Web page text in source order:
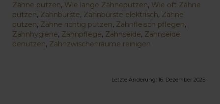
Zähne putzen, Wie lange Zähneputzen, Wie oft Zähne
putzen, Zahnbürste, Zahnbürste elektrisch, Zähne
putzen, Zähne richtig putzen, Zahnfleisch pflegen,
Zahnhygiene, Zahnpflege, Zahnseide, Zahnseide
benutzen, Zahnzwischenräume reinigen
Letzte Änderung: 16. Dezember 2025